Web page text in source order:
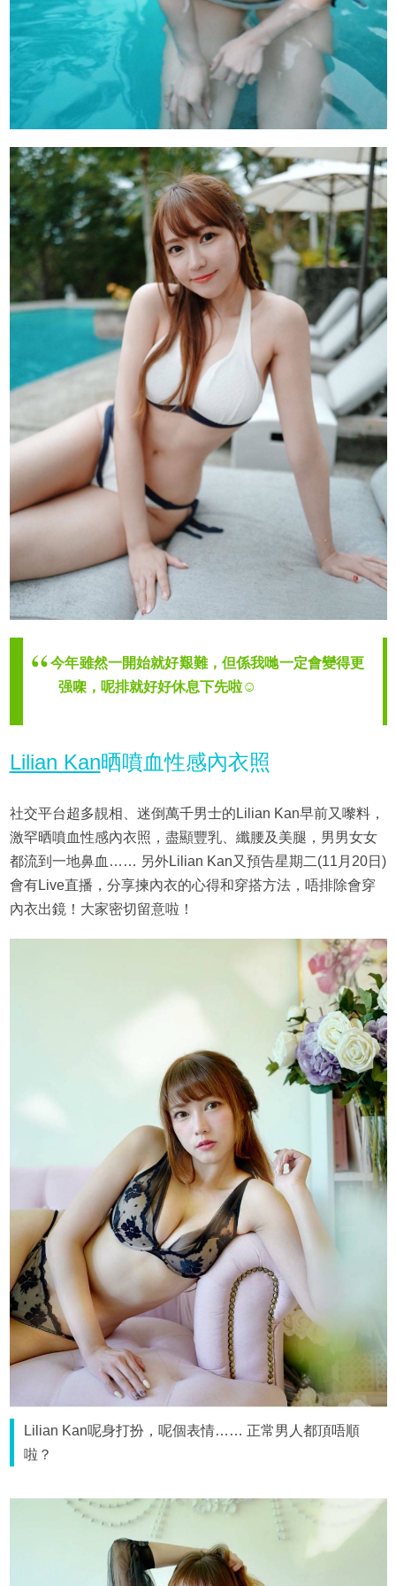
今年雖然一開始就好艱難，但係我哋一定會變得更
强㗎，呢排就好好休息下先啦☺️
Lilian Kan晒噴血性感內衣照
社交平台超多靚相、迷倒萬千男士的Lilian Kan早前又嚟料，
激罕晒噴血性感內衣照，盡顯豐乳、纖腰及美腿，男男女女
都流到一地鼻血…… 另外Lilian Kan又預告星期二(11月20日)
會有Live直播，分享揀內衣的心得和穿搭方法，唔排除會穿
內衣出鏡！大家密切留意啦！
Lilian Kan呢身打扮，呢個表情…… 正常男人都頂唔順
啦？